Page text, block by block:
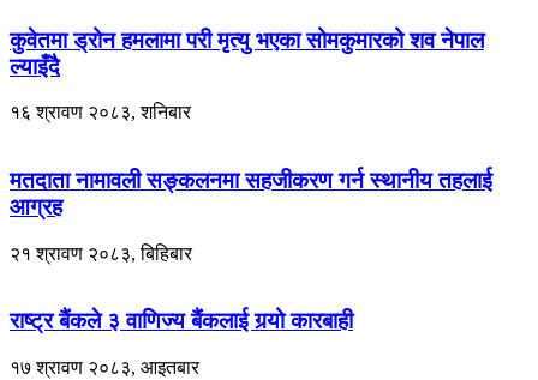
कुवेतमा ड्रोन हमलामा परी मृत्यु भएका सोमकुमारको शव नेपाल
ल्याइँदै
१६ श्रावण २०८३, शनिबार
मतदाता नामावली सङ्कलनमा सहजीकरण गर्न स्थानीय तहलाई
आग्रह
२१ श्रावण २०८३, बिहिबार
राष्ट्र बैंकले ३ वाणिज्य बैंकलाई गर्‍यो कारबाही
१७ श्रावण २०८३, आइतबार